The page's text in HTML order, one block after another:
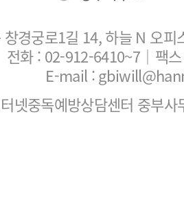
창경궁로1길 14, 하늘 N 오
전화 : 02-912-6410~7 ｜팩
E-mail :
넷중독예방상담센터 중부